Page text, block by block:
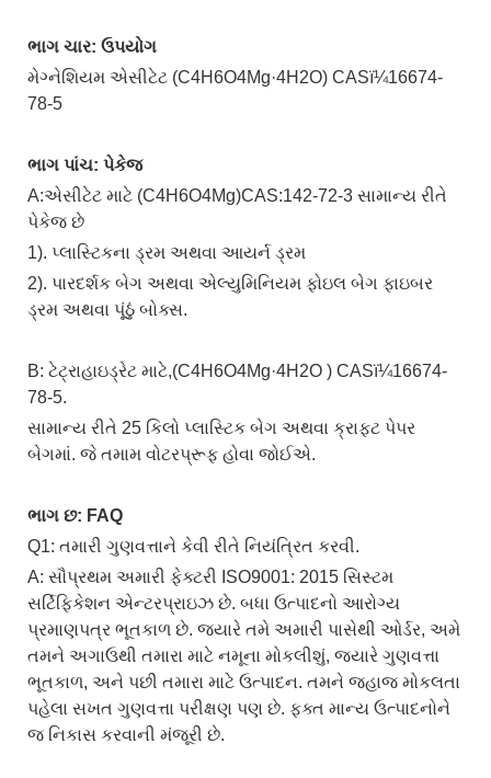
ભાગ ચાર: ઉપયોગ
મેગ્નેશિયમ એસીટેટ (C4H6O4Mg·4H2O) CASï¼16674-
78-5
ભાગ પાંચ: પેકેજ
A:એસીટેટ માટે (C4H6O4Mg)CAS:142-72-3 સામાન્ય રીતે
પેકેજ છે
1). પ્લાસ્ટિકના ડ્રમ અથવા આયર્ન ડ્રમ
2). પારદર્શક બેગ અથવા એલ્યુમિનિયમ ફોઇલ બેગ ફાઇબર
ડ્રમ અથવા પૂંઠું બોક્સ.
B: ટેટ્રાહાઇડ્રેટ માટે,(C4H6O4Mg·4H2O ) CASï¼16674-
78-5.
સામાન્ય રીતે 25 કિલો પ્લાસ્ટિક બેગ અથવા ક્રાફ્ટ પેપર
બેગમાં. જે તમામ વોટરપ્રૂફ હોવા જોઈએ.
ભાગ છ: FAQ
Q1: તમારી ગુણવત્તાને કેવી રીતે નિયંત્રિત કરવી.
A: સૌપ્રથમ અમારી ફેક્ટરી ISO9001: 2015 સિસ્ટમ
સર્ટિફિકેશન એન્ટરપ્રાઇઝ છે. બધા ઉત્પાદનો આરોગ્ય
પ્રમાણપત્ર ભૂતકાળ છે. જ્યારે તમે અમારી પાસેથી ઓર્ડર, અમે
તમને અગાઉથી તમારા માટે નમૂના મોકલીશું, જ્યારે ગુણવત્તા
ભૂતકાળ, અને પછી તમારા માટે ઉત્પાદન. તમને જહાજ મોકલતા
પહેલા સખત ગુણવત્તા પરીક્ષણ પણ છે. ફક્ત માન્ય ઉત્પાદનોને
જ નિકાસ કરવાની મંજૂરી છે.